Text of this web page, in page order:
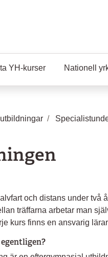
sida)YH-kurser Nationell
och distans under två
träffarna arbetar man
kurs finns en ansvarig